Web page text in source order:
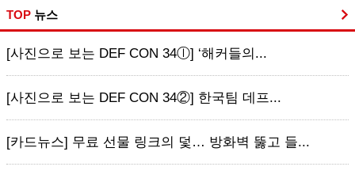
TOP 뉴스
[사진으로 보는 DEF CON 34ⓛ] ‘해커들의...
[사진으로 보는 DEF CON 34②] 한국팀 데프...
[카드뉴스] 무료 선물 링크의 덫… 방화벽 뚫고 들...